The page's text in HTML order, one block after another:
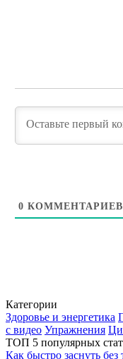
0 КОММЕНТАРИЕВ
Категории
Здоровье и энергетика
с видео Упражнения
ТОП 5 популярных
Как быстро заснуть